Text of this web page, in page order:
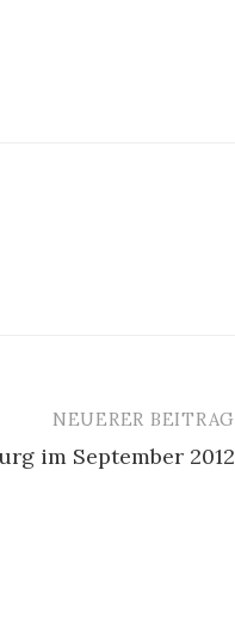
NEUERER BEITRAG
im September 2012